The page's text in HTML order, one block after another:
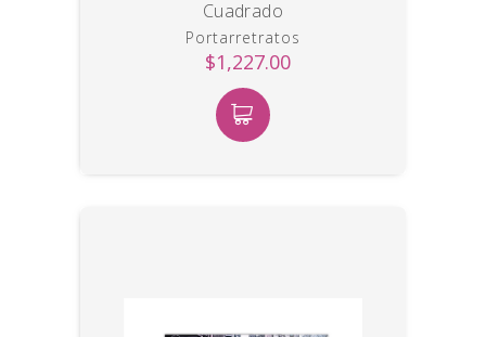
Cuadrado
Portarretratos
$1,227.00